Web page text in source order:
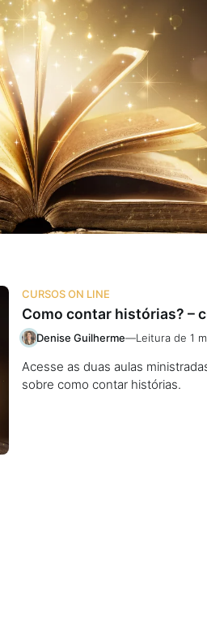
CURSOS ON LINE
Como contar histórias? –
Denise Guilherme—Leitura de 1
Acesse as duas aulas
sobre como contar histórias.